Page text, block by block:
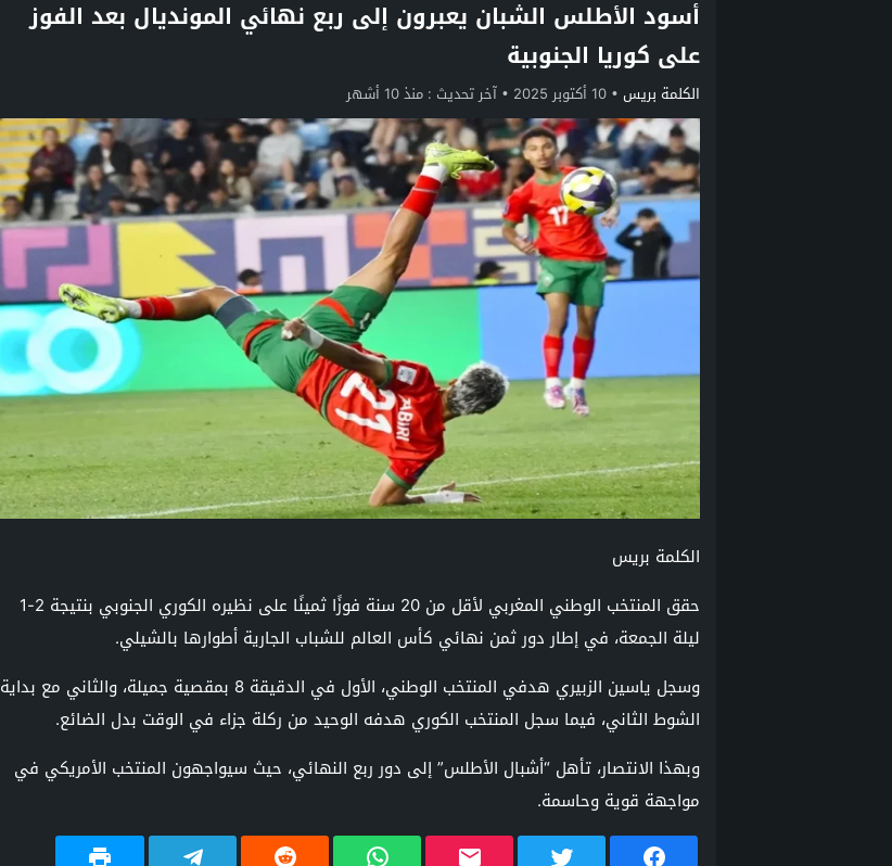
أسود الأطلس الشبان يعبرون إلى ربع نهائي المونديال بعد الفوز
على كوريا الجنوبية
الكلمة بريس 10 أكتوبر 2025 آخر تحديث : منذ 10 أشهر
الكلمة بريس
حقق المنتخب الوطني المغربي لأقل من 20 سنة فوزًا ثمينًا على نظيره الكوري الجنوبي بنتيجة 2-1
ليلة الجمعة، في إطار دور ثمن نهائي كأس العالم للشباب الجارية أطوارها بالشيلي.
وسجل ياسين الزبيري هدفي المنتخب الوطني، الأول في الدقيقة 8 بمقصية جميلة، والثاني مع بداية
الشوط الثاني، فيما سجل المنتخب الكوري هدفه الوحيد من ركلة جزاء في الوقت بدل الضائع.
وبهذا الانتصار، تأهل “أشبال الأطلس” إلى دور ربع النهائي، حيث سيواجهون المنتخب الأمريكي في
مواجهة قوية وحاسمة.